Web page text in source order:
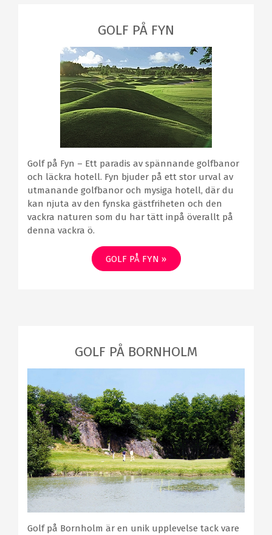
GOLF PÅ FYN
Golf på Fyn – Ett paradis av spännande golfbanor
och läckra hotell. Fyn bjuder på ett stor urval av
utmanande golfbanor och mysiga hotell, där du
kan njuta av den fynska gästfriheten och den
vackra naturen som du har tätt inpå överallt på
denna vackra ö.
GOLF PÅ FYN »
GOLF PÅ BORNHOLM
Golf på Bornholm är en unik upplevelse tack vare